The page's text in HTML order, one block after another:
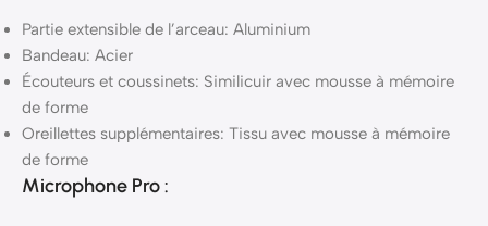
Partie extensible de l’arceau: Aluminium
Bandeau: Acier
Écouteurs et coussinets: Similicuir avec mousse à mémoire
de forme
Oreillettes supplémentaires: Tissu avec mousse à mémoire
de forme
Microphone Pro :